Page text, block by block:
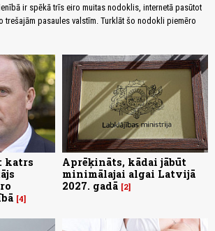
ir spēkā trīs eiro muitas nodoklis, internetā pasūtot
trešajām pasaules valstīm. Turklāt šo nodokli piemēro
katrs
4
Aprēķināts, kādai jābūt
minimālajai algai Latvijā
2027. gadā 2